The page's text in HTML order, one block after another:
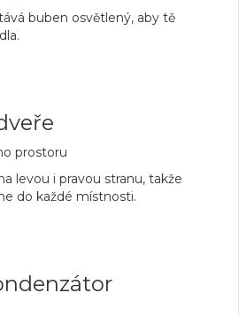
buben osvětlený, aby tě
prostoru
levou i pravou stranu, takže
do každé místnosti.